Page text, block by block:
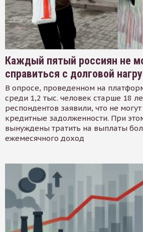
Каждый пятый россиян не
справиться с долговой
В опросе, проведенном на
среди 1,2 тыс. человек старше 18
респондентов заявили, что не
кредитные задолженности. При
вынуждены тратить на выплаты
ежемесячного доход